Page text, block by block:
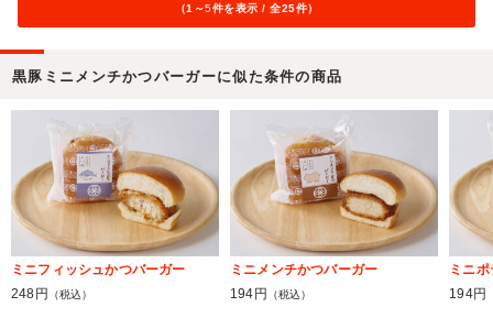
（1～5件を表示 / 全25件）
黒豚ミニメンチかつバーガーに似た条件の商品
ミニフィッシュかつバーガー
248円
（税込）
ミニメンチかつバーガー
194円
（税込）
ミニ
194円